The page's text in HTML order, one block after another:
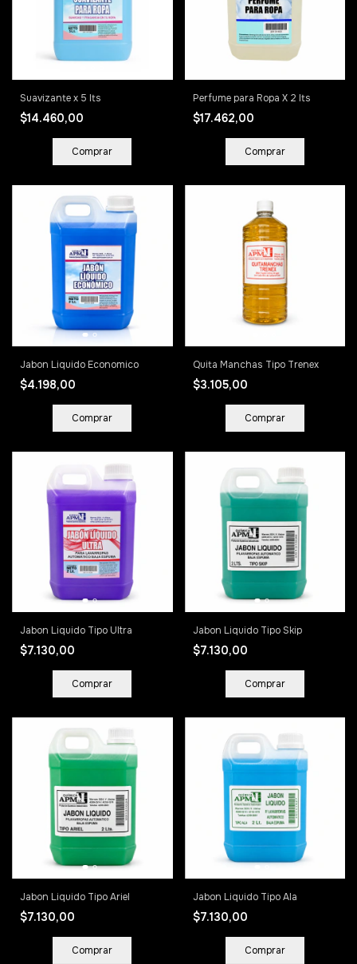
Suavizante x 5 lts
$14.460,00
Comprar
Perfume para Ropa X 2 lts
$17.462,00
Comprar
Jabon Liquido Economico
$4.198,00
Comprar
Quita Manchas Tipo Trenex
$3.105,00
Comprar
Jabon Liquido Tipo Ultra
$7.130,00
Comprar
Jabon Liquido Tipo Skip
$7.130,00
Comprar
Jabon Liquido Tipo Ariel
$7.130,00
Comprar
Jabon Liquido Tipo Ala
$7.130,00
Comprar